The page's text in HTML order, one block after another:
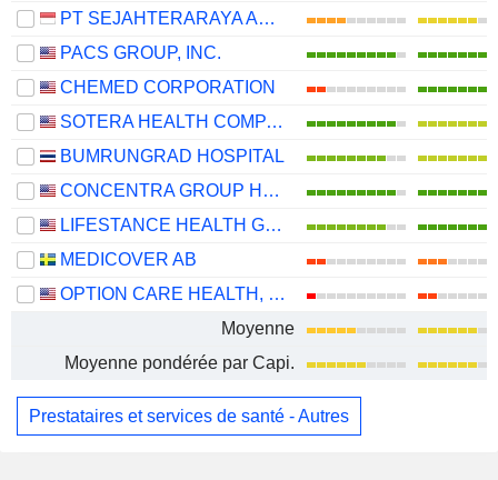
PT SEJAHTERARAYA ANUGRAHJAYA TBK
PACS GROUP, INC.
CHEMED CORPORATION
SOTERA HEALTH COMPANY
BUMRUNGRAD HOSPITAL
CONCENTRA GROUP HOLDINGS PARENT, INC.
LIFESTANCE HEALTH GROUP, INC.
MEDICOVER AB
OPTION CARE HEALTH, INC.
Moyenne
Moyenne pondérée par Capi.
Prestataires et services de santé - Autres